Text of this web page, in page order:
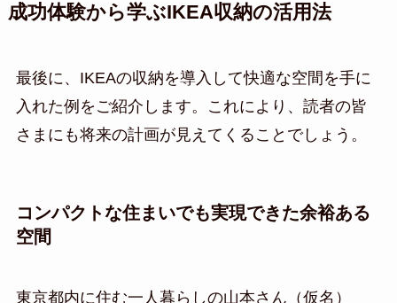
成功体験から学ぶIKEA収納の活用法
最後に、IKEAの収納を導入して快適な空間を手に
入れた例をご紹介します。これにより、読者の皆
さまにも将来の計画が見えてくることでしょう。
コンパクトな住まいでも実現できた余裕ある
空間
東京都内に住む一人暮らしの山本さん（仮名）